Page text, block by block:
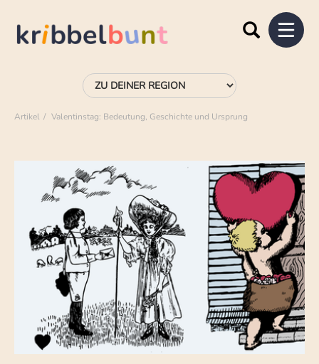
Artikel Valentinstag: Bedeutung, Geschichte und Ursprung